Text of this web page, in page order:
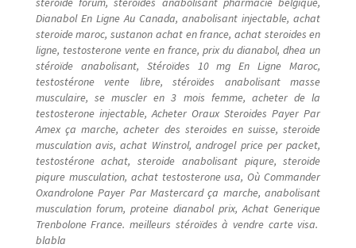
Dianabol En Ligne Au Canada, anabolisant injectable, achat
steroide maroc, sustanon achat en france, achat steroides en
ligne, testosterone vente en france, prix du dianabol, dhea un
stéroïde anabolisant, Stéroïdes 10 mg En Ligne Maroc,
testostérone vente libre, stéroïdes anabolisant masse
musculaire, se muscler en 3 mois femme, acheter de la
testosterone injectable, Acheter Oraux Steroides Payer Par
Amex ça marche, acheter des steroides en suisse, steroide
musculation avis, achat Winstrol, androgel price per packet,
testostérone achat, steroide anabolisant piqure, steroide
piqure musculation, achat testosterone usa, Où Commander
Oxandrolone Payer Par Mastercard ça marche, anabolisant
musculation forum, proteine dianabol prix, Achat Generique
Trenbolone France. meilleurs stéroïdes à vendre carte visa.
blabla